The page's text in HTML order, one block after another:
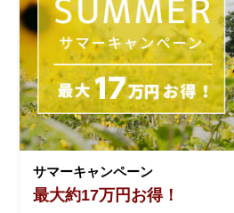
サマーキャンペーン
最大約17万円お得！